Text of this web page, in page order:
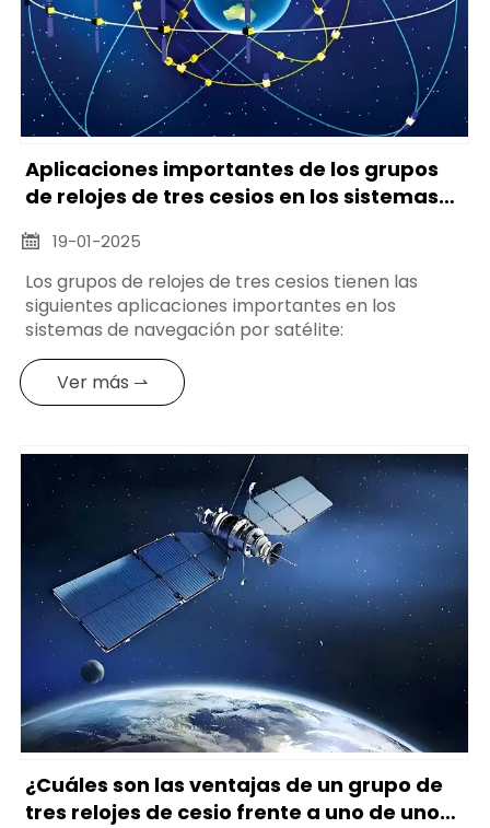
Aplicaciones importantes de los grupos
de relojes de tres cesios en los sistemas
 19-01-2025
Los grupos de relojes de tres cesios tienen las
siguientes aplicaciones importantes en los
sistemas de navegación por satélite:
Ver más ⇀
¿Cuáles son las ventajas de un grupo de
tres relojes de cesio frente a uno de uno